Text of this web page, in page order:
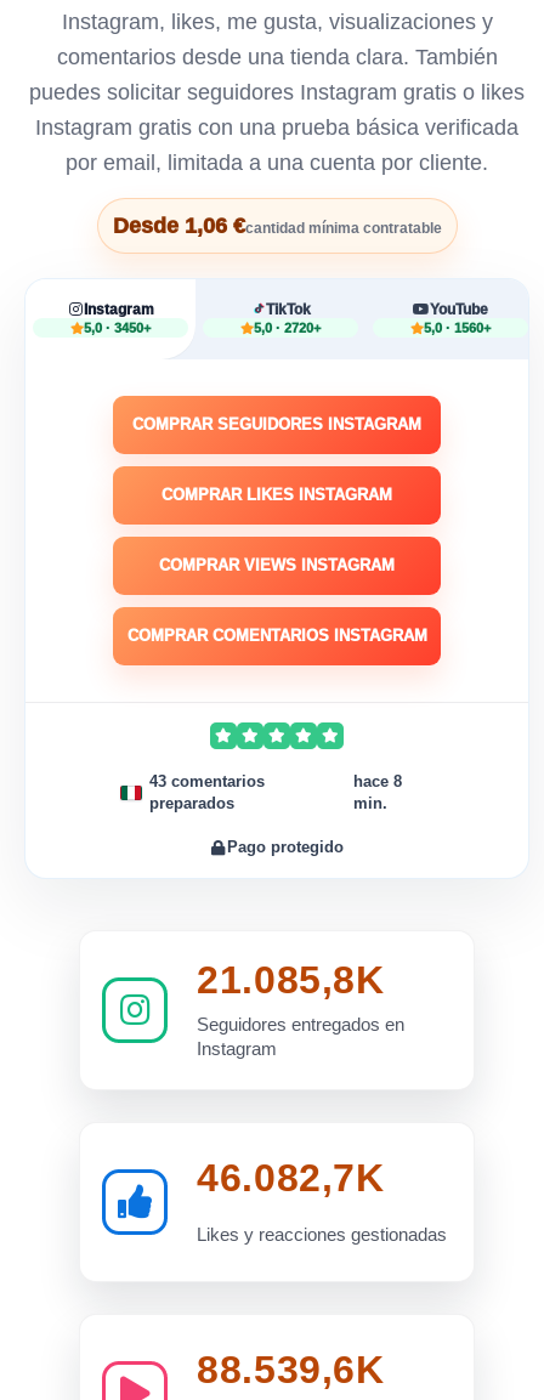
Instagram, likes, me gusta, visualizaciones y
comentarios desde una tienda clara. También
puedes solicitar seguidores Instagram gratis o likes
Instagram gratis con una prueba básica verificada
por email, limitada a una cuenta por cliente.
Desde 1,06 €cantidad mínima contratable
Instagram
5,0 · 3450+
TikTok
5,0 · 2720+
YouTube
5,0 · 1560+
COMPRAR SEGUIDORES INSTAGRAM
COMPRAR LIKES INSTAGRAM
COMPRAR VIEWS INSTAGRAM
COMPRAR COMENTARIOS INSTAGRAM
43 comentarios
preparados
hace 8
min.
Pago protegido
21.085,8K
Seguidores entregados en
Instagram
46.082,7K
Likes y reacciones gestionadas
88.539,6K